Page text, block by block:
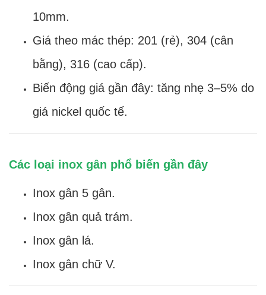
10mm.
Giá theo mác thép: 201 (rẻ), 304 (cân
bằng), 316 (cao cấp).
Biến động giá gần đây: tăng nhẹ 3–5% do
giá nickel quốc tế.
Các loại inox gân phổ biến gần đây
Inox gân 5 gân.
Inox gân quả trám.
Inox gân lá.
Inox gân chữ V.